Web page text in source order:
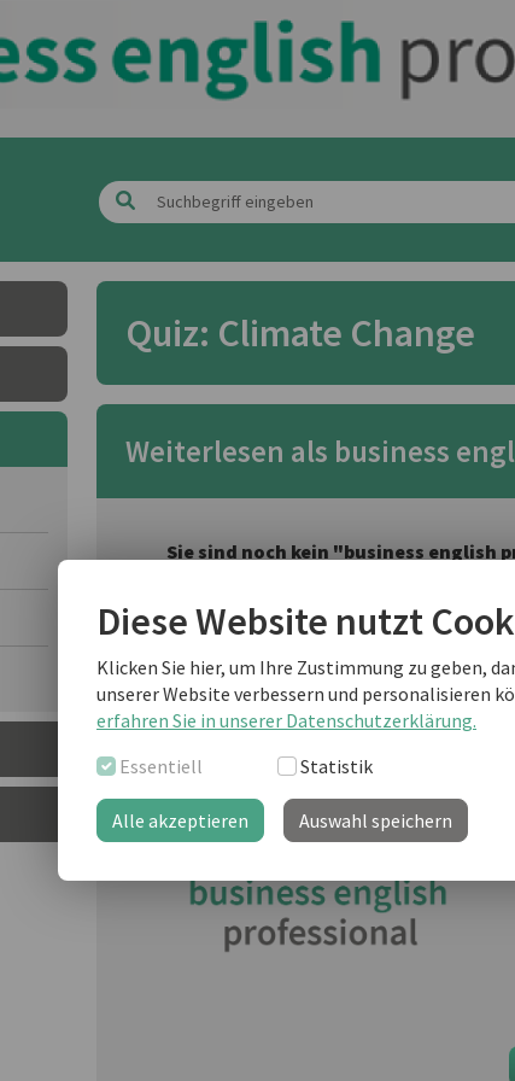
Diese Website nutzt
Klicken Sie hier, um Ihre Zustimmung zu geben,
unserer Website verbessern und personalisieren
erfahren Sie in unserer Datenschutzerklärung.
Essentiell
Statistik
Alle akzeptieren Auswahl speichern
Quiz: Climate Change
Weiterlesen als business
Sie sind noch kein "business english